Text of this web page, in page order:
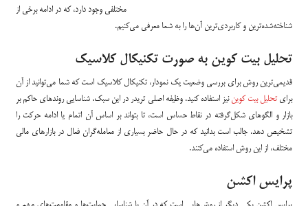
مختلفی وجود دارد، که در ادامه برخی از
شناخته‌شده‌ترین و کاربردی‌ترین آن‌ها را به شما معرفی می‌کنیم.
تحلیل بیت کوین به صورت تکنیکال کلاسیک
قدیمی‌ترین روش برای بررسی وضعیت یک نمودار، تکنیکال کلاسیک است که شما می‌توانید از آن
برای تحلیل بیت کوین نیز استفاده کنید. وظیفه اصلی تریدر در این سبک، شناسایی روندهای حاکم بر
بازار و الگوهای شکل‌گرفته در نقاط حساس است، تا بتواند بر اساس آن اتمام یا ادامه حرکت را
تشخیص دهد. جالب است بدانید که در حال حاضر بسیاری از معامله‌گران فعال در بازارهای مالی
مختلف، از این روش استفاده می‌کنند.
پرایس اکشن